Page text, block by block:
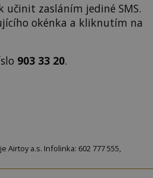
zasláním jediné SMS.
okénka a kliknutím na
903 33 20.
Airtoy a.s. Infolinka: 602 777 555,